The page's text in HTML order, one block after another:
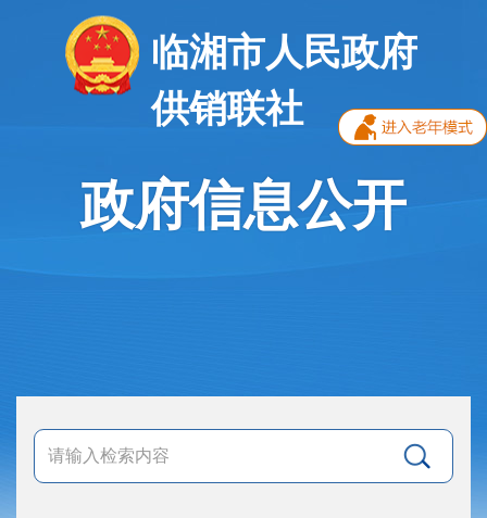
临湘市人民政府
供销联社
政府信息公开